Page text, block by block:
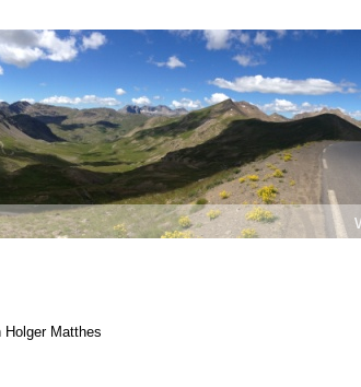
Holger Matthes